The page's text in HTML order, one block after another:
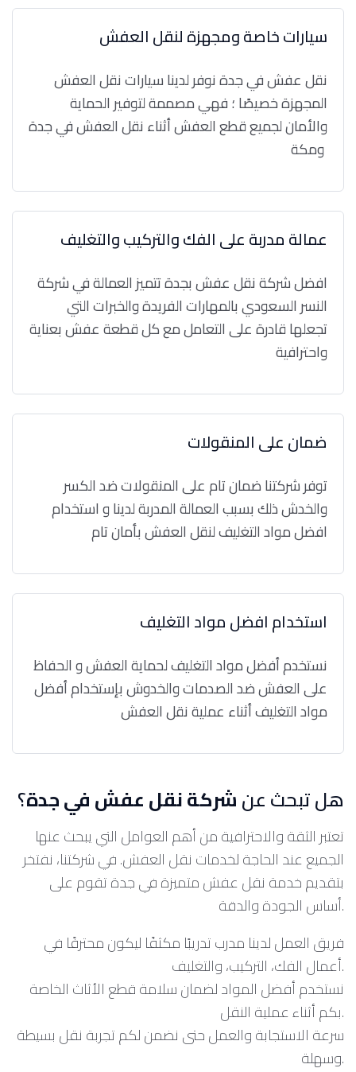
سيارات خاصة ومجهزة لنقل العفش
نقل عفش في جدة نوفر لدينا سيارات نقل العفش
المجهزة خصيصًا ؛ فهي مصممة لتوفير الحماية
والأمان لجميع قطع العفش أثناء نقل العفش في جدة
عمالة مدربة على الفك والتركيب والتغليف
افضل شركة نقل عفش بجدة تتميز العمالة في شركة
النسر السعودي بالمهارات الفريدة والخبرات التي
تجعلها قادرة على التعامل مع كل قطعة عفش بعناية
واحترافية
ضمان على المنقولات
توفر شركتنا ضمان تام على المنقولات ضد الكسر
والخدش ذلك بسبب العمالة المدربة لدينا و استخدام
افضل مواد التغليف لنقل العفش بأمان تام
استخدام افضل مواد التغليف
نستخدم أفضل مواد التغليف لحماية العفش و الحفاظ
على العفش ضد الصدمات والخدوش بإستخدام أفضل
مواد التغليف أثناء عملية نقل العفش
هل تبحث عنشركة نقل عفش في جدة؟
تعتبر الثقة والاحترافية من أهم العوامل التي يبحث عنها
الجميع عند الحاجة لخدمات نقل العفش. في شركتنا، نفتخر
بتقديم خدمة نقل عفش متميزة في جدة تقوم على
أساس الجودة والدقة.
أعمال الفك، التركيب، والتغليف.
نستخدم أفضل المواد لضمان سلامة قطع الأثاث الخاصة
بكم أثناء عملية النقل.
سرعة الاستجابة والعمل حتى نضمن لكم تجربة نقل بسيطة
وسهلة.